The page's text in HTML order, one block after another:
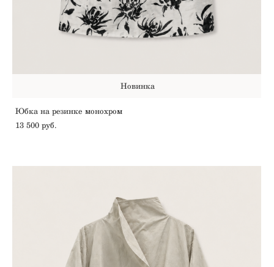
Новинка
Юбка на резинке монохром
13 500 pуб.